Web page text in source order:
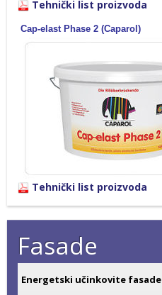
Tehnički list proizvoda
Cap-elast Phase 2 (Caparol )
Tehnički list proizvoda
Fasade
Energetski učinkovite fasade